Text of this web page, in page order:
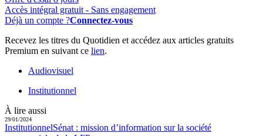
Accès intégral gratuit - Sans engagement
Déjà un compte ?Connectez-vous
Recevez les titres du Quotidien et accédez aux articles gratuits
Premium en suivant ce lien.
Audiovisuel
Institutionnel
À lire aussi
29/01/2024
InstitutionnelSénat : mission d’information sur la société